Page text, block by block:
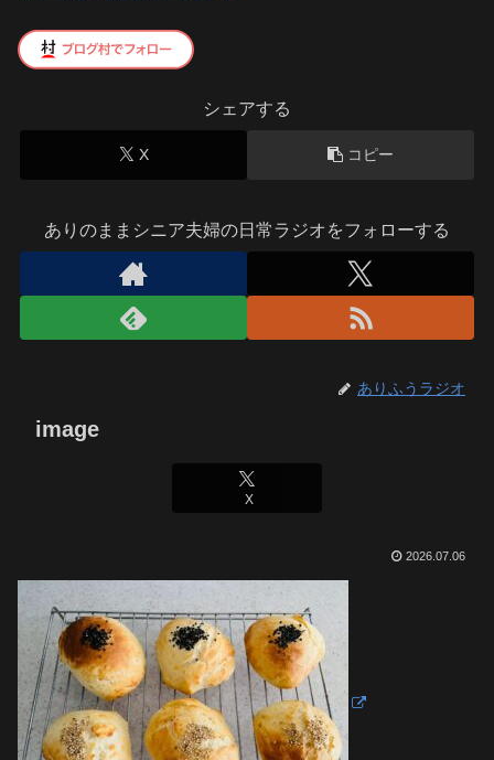
シェアする
X コピー
ありのままシニア夫婦の日常ラジオをフォローする
ありふうラジオ
image
X
2026.07.06